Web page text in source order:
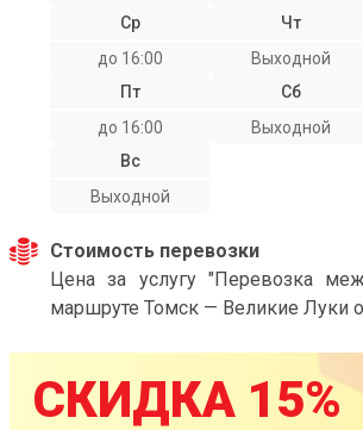
Ср
до 16:00
Чт
Выходной
Пт
до 16:00
Сб
Выходной
Вс
Выходной
Стоимость перевозки
Цена за услугу "Перевозка
маршруте Томск — Великие Луки
СКИДКА 15%